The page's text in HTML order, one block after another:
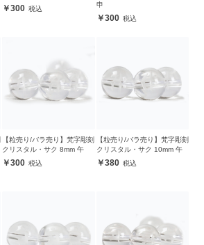
300
申
300
【粒売り/バラ売り】梵字彫刻
クリスタル・サク 8mm 午
300
【粒売り/バラ売り】梵字彫刻
クリスタル・サク 10mm 午
380